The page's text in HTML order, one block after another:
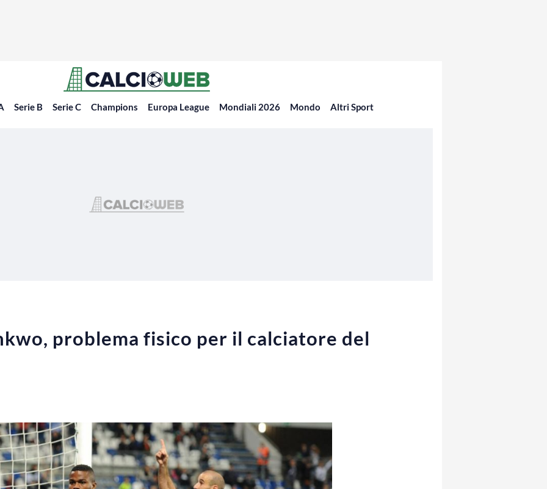
Serie B Serie C Champions Europa League Mondiali 2026 Mondo Altri Sport
problema fisico per il calciatore del